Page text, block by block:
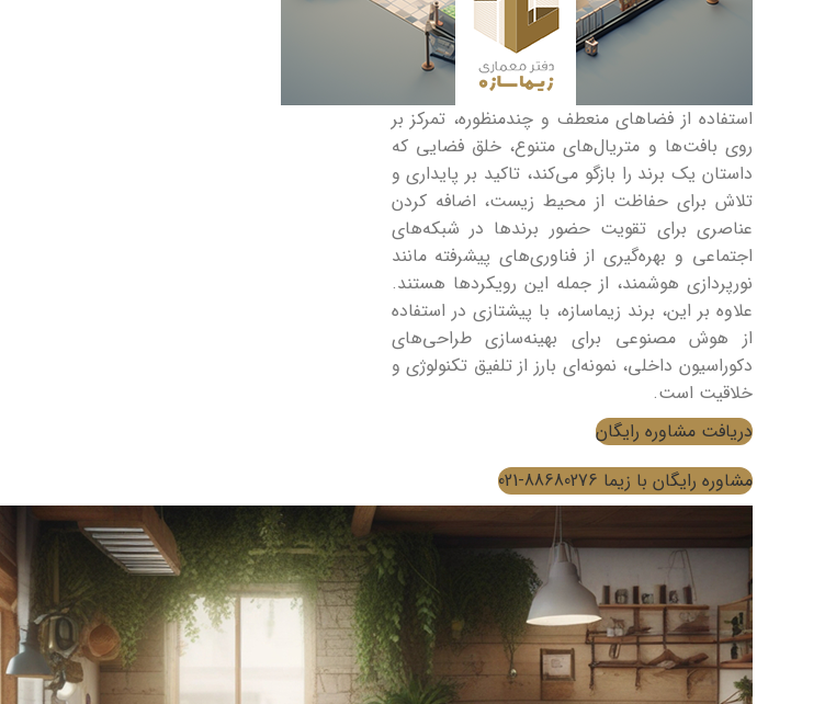
استفاده از فضاهای منعطف و چندمنظوره، تمرکز بر
روی بافت‌ها و متریال‌های متنوع، خلق فضایی که
داستان یک برند را بازگو می‌کند، تاکید بر پایداری و
تلاش برای حفاظت از محیط زیست، اضافه کردن
عناصری برای تقویت حضور برندها در شبکه‌های
اجتماعی و بهره‌گیری از فناوری‌های پیشرفته مانند
نورپردازی هوشمند، از جمله این رویکردها هستند.
علاوه بر این، برند زیماسازه، با پیشتازی در استفاده
از هوش مصنوعی برای بهینه‌سازی طراحی‌های
دکوراسیون داخلی، نمونه‌ای بارز از تلفیق تکنولوژی و
خلاقیت است.
دریافت مشاوره رایگان
مشاوره رایگان با زیما 88680276-021